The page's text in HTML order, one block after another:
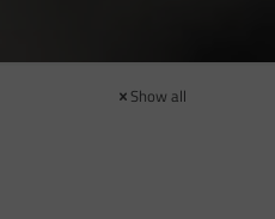
Show all